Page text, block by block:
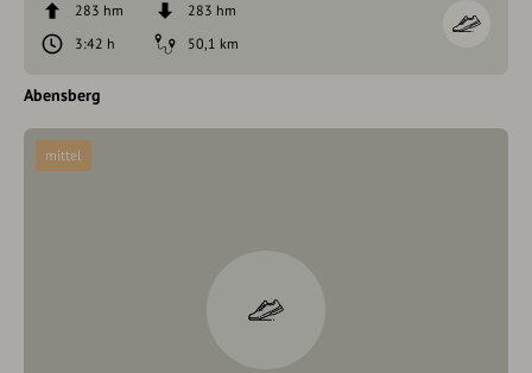
283 hm
283 hm
3:42 h
50,1 km
Abensberg
mittel